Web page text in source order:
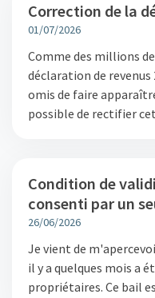
Correction de la
01/07/2026
Comme des millions
déclaration de
omis de faire
possible de rectifier
Condition de
consenti par un
26/06/2026
Je vient de
il y a quelques mois a
propriétaires. Ce bail